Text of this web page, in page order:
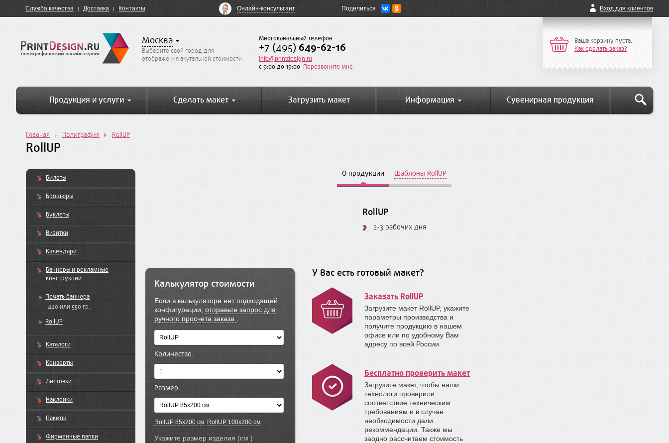
Служба качества Доставка Контакты Онлайн-консультант Поделиться Вход для клиентов
Москва
Выберите свой город для
отображения акутальной стоимости
Многоканальный телефон
+7 (495) 649-62-16
info@printdesign.ru
c 9:00 до 19:00 Перезвоните мне
Ваша корзину пуста.
Как сделать заказ?
Продукция и услуги Сделать макет Загрузить макет Информация Сувенирная продукция
Главная Полиграфия RollUP
RollUP
Билеты
Брошюры
Буклеты
Визитки
Календари
Баннеры и рекламные
конструкции
Печать баннера
440 или 550 гр.
RollUP
Каталоги
Конверты
Листовки
Наклейки
Пакеты
Фирменные папки
О продукции Шаблоны RollUP
RollUP
2-3 рабочих дня
Калькулятор стоимости
Если в калькуляторе нет подходящей
конфигурации, отправьте запрос для
ручного просчета заказа
Количество:
Размер:
RollUP 85x200 см RollUP 100x200 см
Укажите размер изделия (см )
У Вас есть готовый макет?
Заказать RollUP
Загрузите макет RollUP, укажите
параметры производства и
получите продукцию в нашем
офисе или по удобному Вам
адресу по всей России.
Бесплатно проверить макет
Загрузите макет, чтобы наши
технологи проверили
соответствие техническим
требованиям и в случае
необходимости дали
рекоммендации. Также мы
заодно рассчитаем стоимость